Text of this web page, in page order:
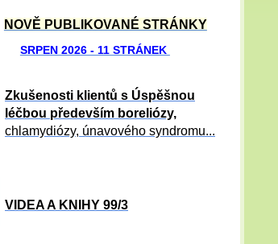
NOVĚ PUBLIKOVANÉ STRÁNKY
SRPEN 2026 - 11 STRÁNEK
Zkušenosti klientů s Úspěšnou
léčbou především boreliózy,
chlamydiózy, únavového syndromu...
VIDEA A KNIHY 99/3